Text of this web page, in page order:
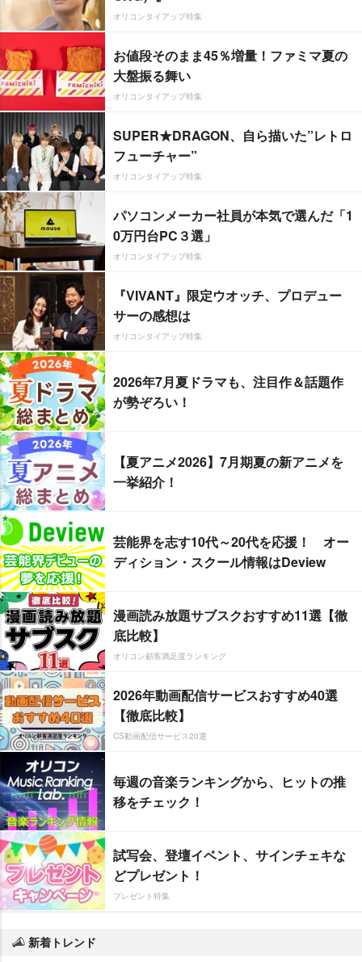
オリコンタイアップ特集
お値段そのまま45％増量！ファミマ夏の
大盤振る舞い
オリコンタイアップ特集
SUPER★DRAGON、自ら描いた”レトロ
フューチャー”
オリコンタイアップ特集
パソコンメーカー社員が本気で選んだ「1
0万円台PC３選」
オリコンタイアップ特集
『VIVANT』限定ウオッチ、プロデュー
サーの感想は
オリコンタイアップ特集
2026年7月夏ドラマも、注目作＆話題作
が勢ぞろい！
【夏アニメ2026】7月期夏の新アニメを
一挙紹介！
芸能界を志す10代～20代を応援！ オー
ディション・スクール情報はDeview
漫画読み放題サブスクおすすめ11選【徹
底比較】
オリコン顧客満足度ランキング
2026年動画配信サービスおすすめ40選
【徹底比較】
CS動画配信サービス20選
毎週の音楽ランキングから、ヒットの推
移をチェック！
試写会、登壇イベント、サインチェキな
どプレゼント！
プレゼント特集
新着トレンド